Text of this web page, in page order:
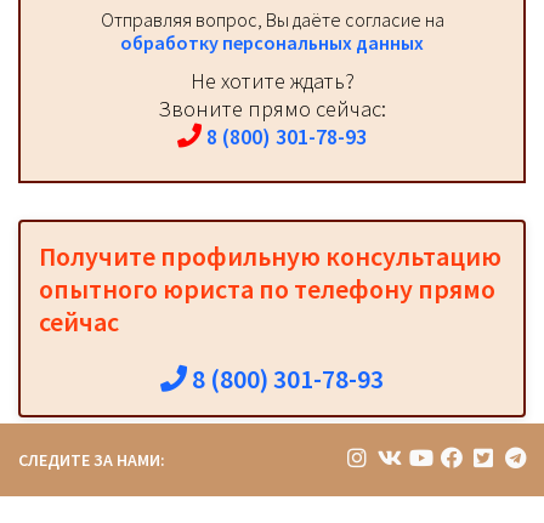
Отправляя вопрос, Вы даёте согласие на
обработку персональных данных
Не хотите ждать?
Звоните прямо сейчас:
8 (800) 301-78-93
Получите профильную консультацию
опытного юриста по телефону прямо
сейчас
8 (800) 301-78-93
СЛЕДИТЕ ЗА НАМИ: